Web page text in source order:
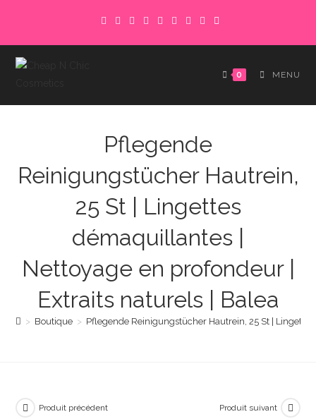
content
0 MENU
Pflegende
Reinigungstücher Hautrein,
25 St | Lingettes
démaquillantes |
Nettoyage en profondeur |
Extraits naturels | Balea
> Boutique > Pflegende Reinigungstücher Hautrein, 25 St |
Produit précédent Produit suivant